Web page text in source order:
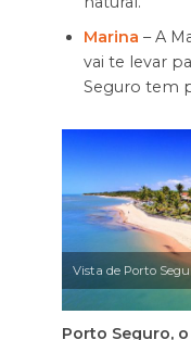
Marina – A
vai te levar
Seguro tem
Vista de Porto
Porto Seguro,